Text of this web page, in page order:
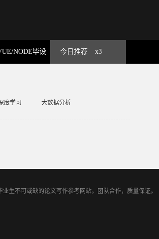
NODE毕设 今日推荐 x3
度学习 大数据分析
生不可或缺的论文写作参考网站。团队合作，质量保证。